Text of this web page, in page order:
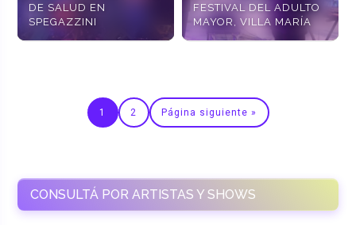
DE SALUD EN
SPEGAZZINI
FESTIVAL DEL ADULTO
MAYOR, VILLA MARÍA
1 2 Página siguiente »
CONSULTÁ POR ARTISTAS Y SHOWS